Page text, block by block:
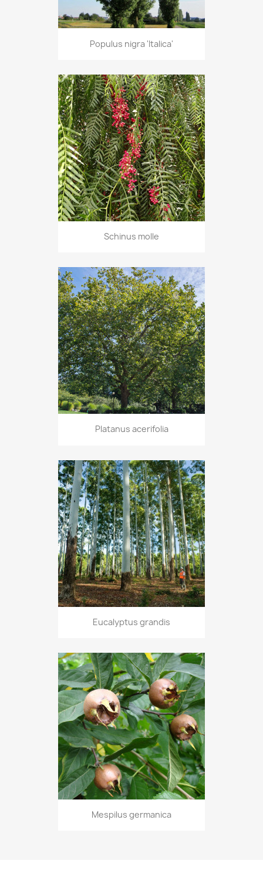
Populus nigra 'Italica'
Schinus molle
Platanus acerifolia
Eucalyptus grandis
Mespilus germanica